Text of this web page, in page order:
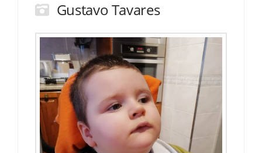
Gustavo Tavares